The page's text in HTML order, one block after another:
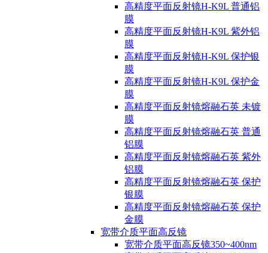
高精度平面反射镜H-K9L 普通铝
膜
高精度平面反射镜H-K9L 紫外铝
膜
高精度平面反射镜H-K9L 保护银
膜
高精度平面反射镜H-K9L 保护金
膜
高精度平面反射镜熔融石英 未镀
膜
高精度平面反射镜熔融石英 普通
铝膜
高精度平面反射镜熔融石英 紫外
铝膜
高精度平面反射镜熔融石英 保护
银膜
高精度平面反射镜熔融石英 保护
金膜
宽带介质平面高反镜
宽带介质平面高反镜350~400nm